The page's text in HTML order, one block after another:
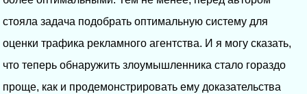
стояла задача подобрать оптимальную систему для
оценки трафика рекламного агентства. И я могу сказать,
что теперь обнаружить злоумышленника стало гораздо
проще, как и продемонстрировать ему доказательства